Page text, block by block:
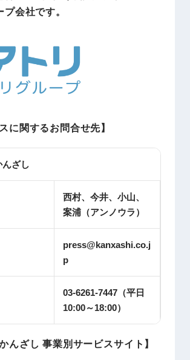
会社です。
に関するお問合せ先】
ざし
西村、今井、小山、
案浦（アンノウラ）
press@kanxashi.co.j
p
03-6261-7447（平日
10:00～18:00）
んざし 事業別サービスサイト】